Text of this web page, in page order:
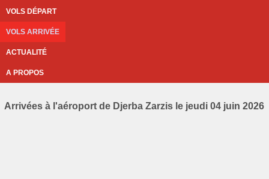
VOLS DÉPART
VOLS ARRIVÉE
ACTUALITÉ
A PROPOS
Arrivées à l'aéroport de Djerba Zarzis le jeudi 04 juin 2026